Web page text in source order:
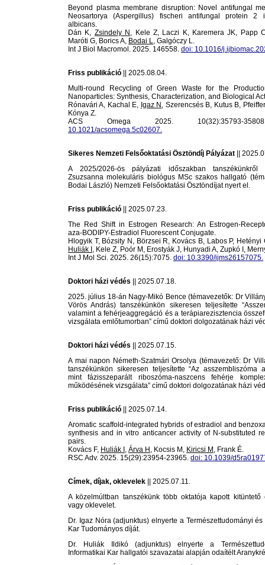
Beyond plasma membrane disruption: Novel antifungal
Neosartorya (Aspergillus) fischeri antifungal protein 2
albicans.
Dán K, Zsindely N , Kele Z, Laczi K, Karemera JK, Papp
Maróti G, Borics A, Bodai L, Galgóczy L.
Int J Biol Macromol. 2025. 146558. doi: 10.1016/
Friss publikáció || 2025.08.04.
Multi-round Recycling of Green Waste for the
Nanoparticles: Synthesis, Characterization, and Biological
Rónavári A, Kachal E, Igaz N , Szerencsés B, Kutus B,
Kónya Z.
ACS Omega 2025. 10(32):35793-
10.1021/acsomega.5c02607.
Sikeres Nemzeti Felsőoktatási Ösztöndíj Pályázat ||
A 2025/2026-ös pályázati időszakban
Zsuzsanna molekuláris biológus MSc szakos hallgató
Bodai László) Nemzeti Felsőoktatási Ösztöndíjat nyert el.
Friss publikáció || 2025.07.23.
The Red Shift in Estrogen Research: An Estrogen-
aza-BODIPY-Estradiol Fluorescent Conjugate.
Hlogyik T, Bózsity N, Börzsei R, Kovács B, Labos P, Hetényi
Huliák I , Kele Z, Poór M, Erostyák J, Hunyadi A, Zupkó I,
Int J Mol Sci. 2025. 26(15):7075. doi: 10.3390/ijms26157075.
Doktori házi védés || 2025.07.18.
2025. július 18-án Nagy-Mikó Bence (témavezetők: Dr
Vörös András) tanszékünkön sikeresen teljesítette
valamint a fehérjeaggregáció és a terápiarezisztencia
vizsgálata emlőtumorban” című doktori dolgozatának házi
Doktori házi védés || 2025.07.15.
A mai napon Németh-Szatmári Orsolya (témavezető: Dr
tanszékünkön sikeresen teljesítette “Az asszembliszóma
mint fázisszeparált riboszóma-naszcens fehérje
működésének vizsgálata” című doktori dolgozatának házi
Friss publikáció || 2025.07.14.
Aromatic scaffold-integrated hybrids of estradiol and
synthesis and in vitro anticancer activity of N-substituted
pairs.
Kovács F, Huliák I , Árva H , Kocsis M, Kiricsi M , Frank É.
RSC Adv. 2025. 15(29):23954-23965. doi: 10.1039/
Címek, díjak, oklevelek || 2025.07.11.
A közelmúltban tanszékünk több oktatója kapott kitüntető
vagy oklevelet.
Dr. Igaz Nóra (adjunktus) elnyerte a Természettudományi és
Kar Tudományos díját.
Dr. Huliák Ildikó (adjunktus) elnyerte a
Informatikai Kar hallgatói szavazatai alapján odaítélt